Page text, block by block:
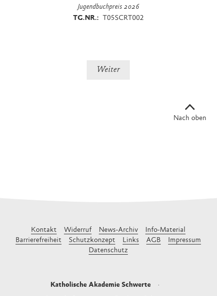
Jugendbuchpreis 2026
TG.NR.:
T05SCRT002
Nach oben
Kontakt Widerruf News-Archiv
Info-Material
Barrierefreiheit
Schutzkonzept Links AGB
Impressum
Datenschutz
Katholische Akademie Schwerte